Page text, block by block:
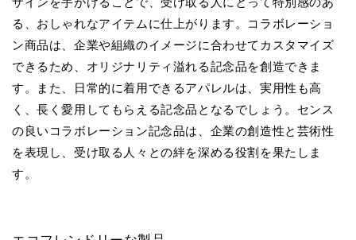
る、おしゃれなアイテムに仕上がります。コラボレーショ
ン商品は、企業や組織のイメージに合わせてカスタマイズ
できるため、オリジナリティ溢れる記念品を創造できま
す。また、日常的に着用できるアパレルは、実用性も高
く、長く愛用してもらえる記念品となるでしょう。センス
の良いコラボレーション記念品は、企業の創造性と芸術性
を表現し、受け取る人々との絆を深める役割を果たしま
す。